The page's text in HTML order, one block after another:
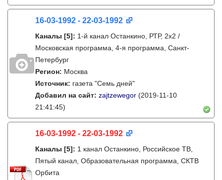
16-03-1992 - 22-03-1992
Каналы [5]: 1-й канал Останкино, РТР, 2х2 /
Московская программа, 4-я программа, Санкт-
Петербург
Регион: Москва
Источник: газета "Семь дней"
Добавил на сайт: zajtzewegor (2019-11-10
21:41:45)
16-03-1992 - 22-03-1992
Каналы [5]: 1 канал Останкино, Российское ТВ,
Пятый канал, Образовательная программа, СКТВ
Орбита